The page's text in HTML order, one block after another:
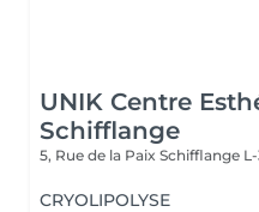
UNIK Centre
Schifflange
5, Rue de la Paix Schifflange L-
CRYOLIPOLYSE